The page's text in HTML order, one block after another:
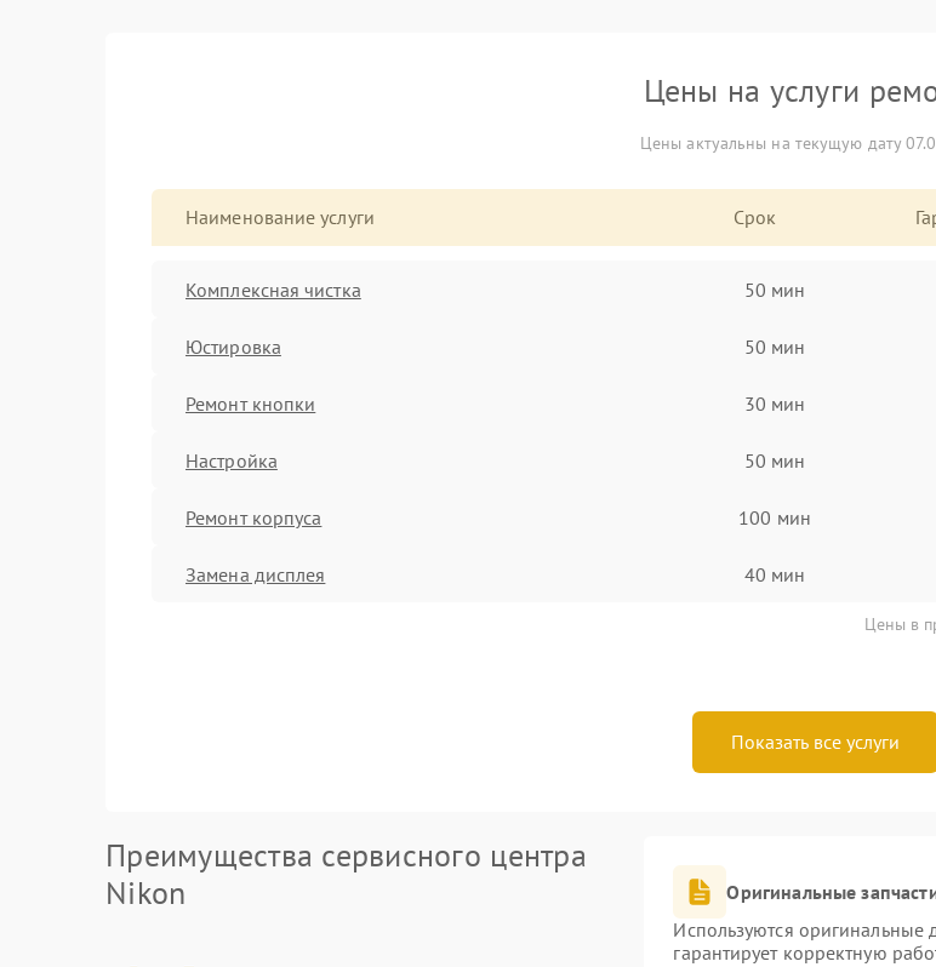
Цены на услуги
Цены актуальны на текущую дату
Наименование услуги Срок
Комплексная чистка 50 мин
Юстировка 50 мин
Ремонт кнопки 30 мин
Настройка 50 мин
Ремонт корпуса 100 мин
Замена дисплея 40 мин
Цены в
Показать все услуги
Преимущества сервисного центра
Nikon
Оригинальные
Используются
гарантирует корректную